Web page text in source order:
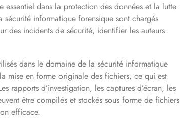
essentiel dans la protection des données et la lutte
informatique forensique sont chargés
des incidents de sécurité, identifier les auteurs
dans le domaine de la sécurité informatique
mise en forme originale des fichiers, ce qui est
rapports d’investigation, les captures d’écran, les
être compilés et stockés sous forme de fichiers
efficace.